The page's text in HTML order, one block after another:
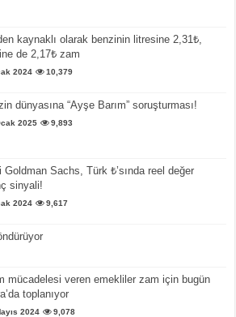
kaynaklı olarak benzinin litresine 2,31₺,
de 2,17₺ zam
2024 10,379
dünyasına “Ayşe Barım” soruşturması!
2025 9,893
Goldman Sachs, Türk ₺’sında reel değer
sinyali!
2024 9,617
mücadelesi veren emekliler zam için bugün
toplanıyor
2024 9,078